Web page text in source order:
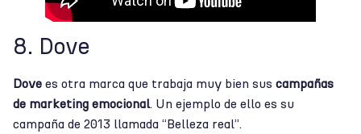
8. Dove
Dove es otra marca que trabaja muy bien sus campañas
de marketing emocional. Un ejemplo de ello es su
campaña de 2013 llamada “Belleza real”.